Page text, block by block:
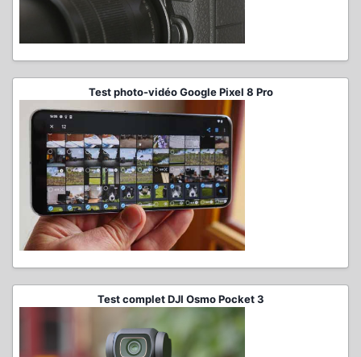
Test photo-vidéo Google Pixel 8 Pro
Test complet DJI Osmo Pocket 3